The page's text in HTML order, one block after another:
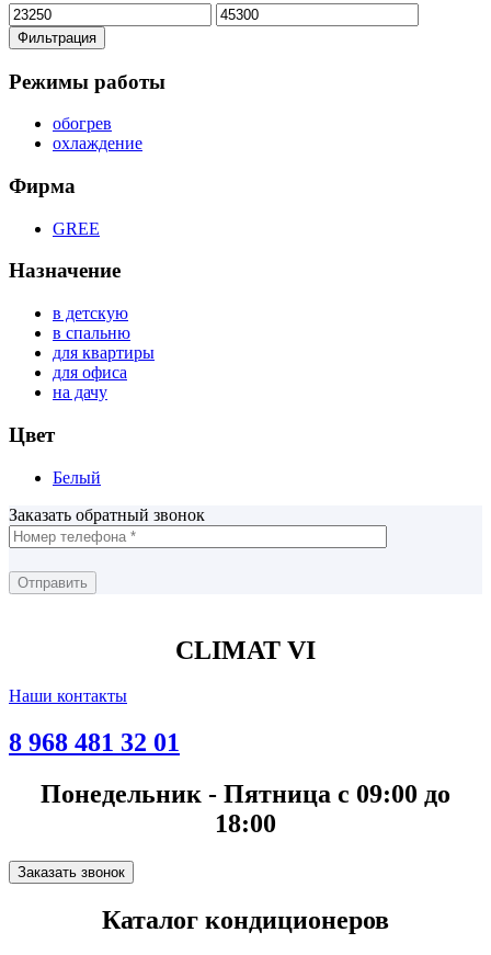
Минимальная
цена
Максимальная
цена
Фильтрация
Режимы работы
обогрев
охлаждение
Фирма
GREE
Назначение
в детскую
в спальню
для квартиры
для офиса
на дачу
Цвет
Белый
Заказать обратный звонок
CLIMAT VI
Наши контакты
8 968 481 32 01
Понедельник - Пятница с 09:00 до
18:00
Заказать звонок
Каталог кондиционеров